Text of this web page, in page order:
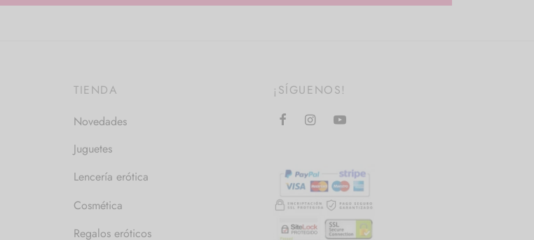
TIENDA
Novedades
Juguetes
Lencería erótica
Cosmética
Regalos eróticos
¡SÍGUENOS!